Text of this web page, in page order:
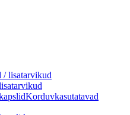
Korduvkasutatavad